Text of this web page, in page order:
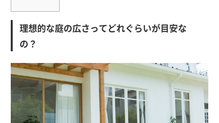
理想的な庭の広さってどれぐらいが目安な
の？